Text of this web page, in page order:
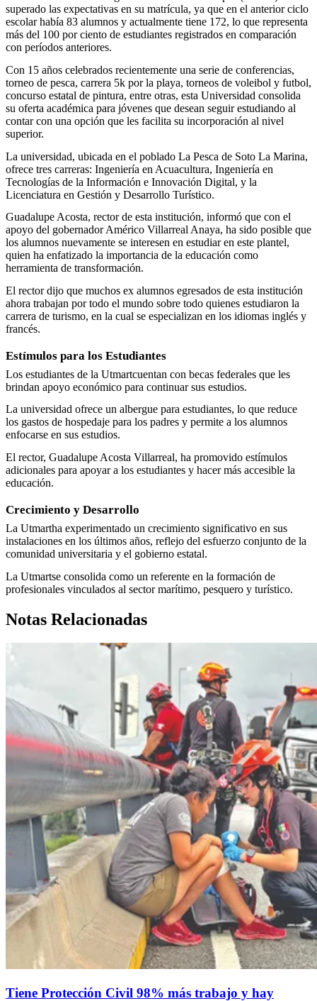
superado las expectativas en su matrícula, ya que en el anterior ciclo
escolar había 83 alumnos y actualmente tiene 172, lo que representa
más del 100 por ciento de estudiantes registrados en comparación
con períodos anteriores.
Con 15 años celebrados recientemente una serie de conferencias,
torneo de pesca, carrera 5k por la playa, torneos de voleibol y futbol,
concurso estatal de pintura, entre otras, esta Universidad consolida
su oferta académica para jóvenes que desean seguir estudiando al
contar con una opción que les facilita su incorporación al nivel
superior.
La universidad, ubicada en el poblado La Pesca de Soto La Marina,
ofrece tres carreras: Ingeniería en Acuacultura, Ingeniería en
Tecnologías de la Información e Innovación Digital, y la
Licenciatura en Gestión y Desarrollo Turístico.
Guadalupe Acosta, rector de esta institución, informó que con el
apoyo del gobernador Américo Villarreal Anaya, ha sido posible que
los alumnos nuevamente se interesen en estudiar en este plantel,
quien ha enfatizado la importancia de la educación como
herramienta de transformación.
El rector dijo que muchos ex alumnos egresados de esta institución
ahora trabajan por todo el mundo sobre todo quienes estudiaron la
carrera de turismo, en la cual se especializan en los idiomas inglés y
francés.
Estímulos para los Estudiantes
Los estudiantes de la Utmartcuentan con becas federales que les
brindan apoyo económico para continuar sus estudios.
La universidad ofrece un albergue para estudiantes, lo que reduce
los gastos de hospedaje para los padres y permite a los alumnos
enfocarse en sus estudios.
El rector, Guadalupe Acosta Villarreal, ha promovido estímulos
adicionales para apoyar a los estudiantes y hacer más accesible la
educación.
Crecimiento y Desarrollo
La Utmartha experimentado un crecimiento significativo en sus
instalaciones en los últimos años, reflejo del esfuerzo conjunto de la
comunidad universitaria y el gobierno estatal.
La Utmartse consolida como un referente en la formación de
profesionales vinculados al sector marítimo, pesquero y turístico.
Notas Relacionadas
Tiene Protección Civil 98% más trabajo y hay